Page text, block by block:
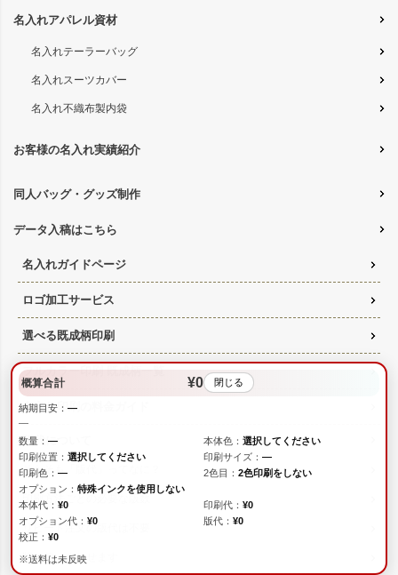
概算合計 ¥0 閉じる
納期目安： —
—
数量： — 本体色： 選択してください
印刷位置： 選択してください 印刷サイズ： —
印刷色： — 2色目： 2色印刷をしない
オプション： 特殊インクを使用しない
本体代： ¥0 印刷代： ¥0
オプション代： ¥0 版代： ¥0
校正： ¥0
※送料は未反映
名入れアパレル資材
名入れテーラーバッグ
名入れスーツカバー
名入れ不織布製内袋
お客様の名入れ実績紹介
同人バッグ・グッズ制作
データ入稿はこちら
名入れガイドページ
ロゴ加工サービス
選べる既成柄印刷
フルカラー印刷 既成柄一覧
名入れ印刷の料金ガイド
版代について
そもそも「版代」ってなに？
印刷方法ごとの必要な版数
リピート注文の版代は不要
版は使いまわせます